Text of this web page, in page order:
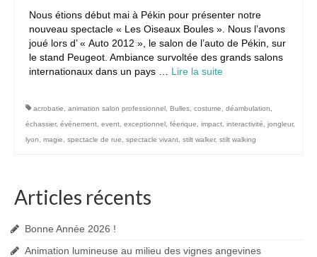
Nous étions début mai à Pékin pour présenter notre
nouveau spectacle « Les Oiseaux Boules ». Nous l’avons
joué lors d’ « Auto 2012 », le salon de l’auto de Pékin, sur
le stand Peugeot. Ambiance survoltée des grands salons
internationaux dans un pays … Lire la suite­­
acrobatie animation salon professionnel Bulles costume déambulation
échassier, événement event exceptionnel féerique impact interactivité jongleur,
lyon
magie spectacle de rue spectacle vivant stilt walker, stilt walking
Articles récents
Bonne Année 2026 !
Animation lumineuse au milieu des vignes angevines